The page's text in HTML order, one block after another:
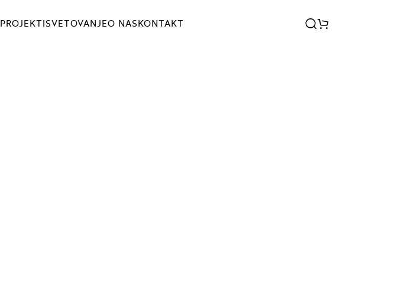
PROJEKTISVETOVANJEO NASKONTAKT